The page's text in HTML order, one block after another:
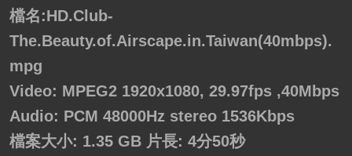
檔名:HD.Club-
The.Beauty.of.Airscape.in.Taiwan(40mbps).
mpg
Video: MPEG2 1920x1080, 29.97fps ,40Mbps
Audio: PCM 48000Hz stereo 1536Kbps
檔案大小: 1.35 GB 片長: 4分50秒